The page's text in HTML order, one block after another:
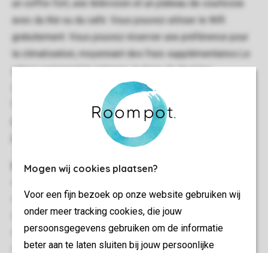
Mogen wij cookies plaatsen?
Voor een fijn bezoek op onze website gebruiken wij
onder meer tracking cookies, die jouw
persoonsgegevens gebruiken om de informatie
beter aan te laten sluiten bij jouw persoonlijke
un coffre-fort, une télévision et un plateau de courtoisie
avec du thé ou du café. Vous pouvez utiliser le Wifi
gratuitement. Vous pouvez réserver une préférence pour
la climatisation, moyennant des frais supplémentaires.Le
séjour comprend le ménage, le linge de lit et les
serviettes, ainsi qu'un petit déjeuner copieux. En outre,
l'entrée adulte au Bain thermal Arcen est incluse dans le
prix, à partir de 14 h le jour de l'arrivée jusqu'à 12 h 30 le
Informations générales
Chambre d'hôtel
Une chambre à coucher
Rez-de-chaussée
Wifi Gratuit